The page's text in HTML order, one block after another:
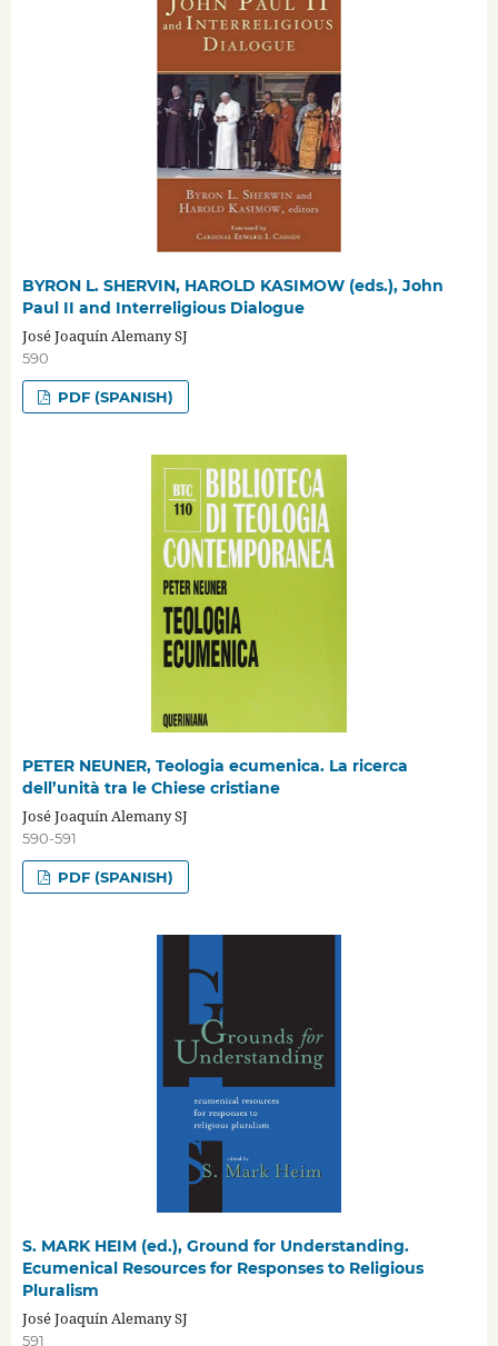
BYRON L. SHERVIN, HAROLD KASIMOW (eds.), John
Paul II and Interreligious Dialogue
José Joaquín Alemany SJ
590
PDF (SPANISH)
PETER NEUNER, Teologia ecumenica. La ricerca
dell’unità tra le Chiese cristiane
José Joaquín Alemany SJ
590-591
PDF (SPANISH)
S. MARK HEIM (ed.), Ground for Understanding.
Ecumenical Resources for Responses to Religious
Pluralism
José Joaquín Alemany SJ
591